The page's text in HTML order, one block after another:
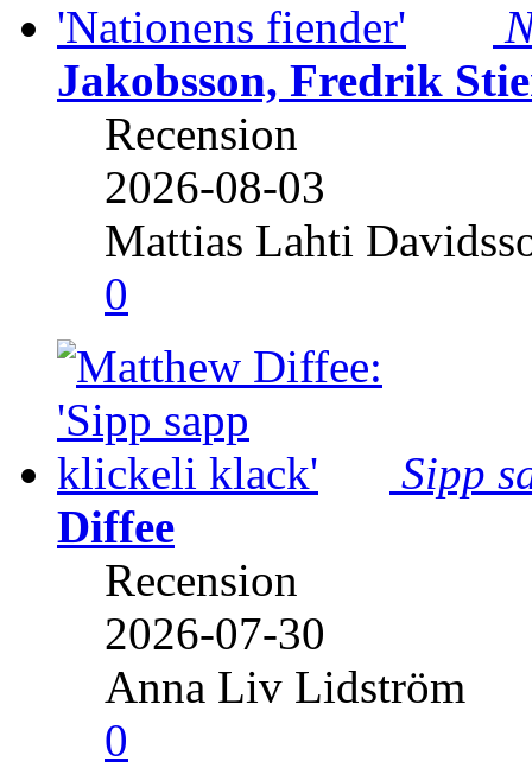
Jakobsson, Fredrik
Recension
2026-08-03
Mattias Lahti
0
Sipp
Diffee
Recension
2026-07-30
Anna Liv Lidström
0